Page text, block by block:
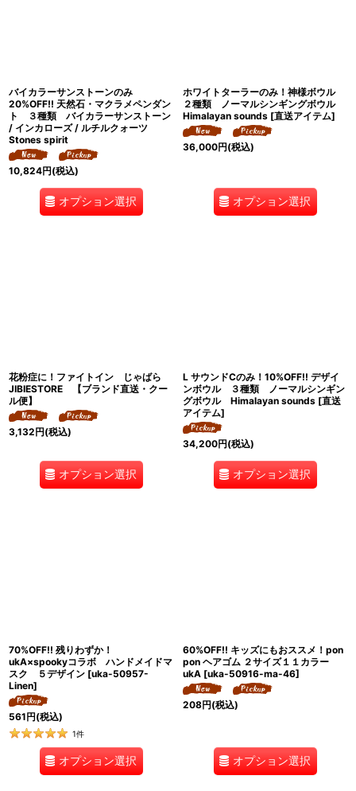
バイカラーサンストーンのみ
20%OFF!! 天然石・マクラメペンダン
ト ３種類 バイカラーサンストーン
/ インカローズ / ルチルクォーツ
Stones spirit
10,824円(税込)
オプション選択
ホワイトターラーのみ！神様ボウル
２種類 ノーマルシンギングボウル
Himalayan sounds [直送アイテム]
36,000円(税込)
オプション選択
花粉症に！ファイトイン じゃばら
JIBIESTORE 【ブランド直送・クー
ル便】
3,132円(税込)
オプション選択
L サウンドCのみ！10%OFF!! デザイ
ンボウル ３種類 ノーマルシンギン
グボウル Himalayan sounds [直送
アイテム]
34,200円(税込)
オプション選択
70%OFF!! 残りわずか！
ukA×spookyコラボ ハンドメイドマ
スク ５デザイン [uka-50957-
Linen]
561円(税込)
1件
オプション選択
60%OFF!! キッズにもおススメ！pon
pon ヘアゴム ２サイズ１１カラー
ukA [uka-50916-ma-46]
208円(税込)
オプション選択